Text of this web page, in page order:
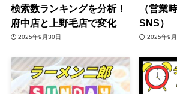
検索数ランキングを分析！
府中店と上野毛店で変化
2025年9月30日
（営業
SNS）
2025年9